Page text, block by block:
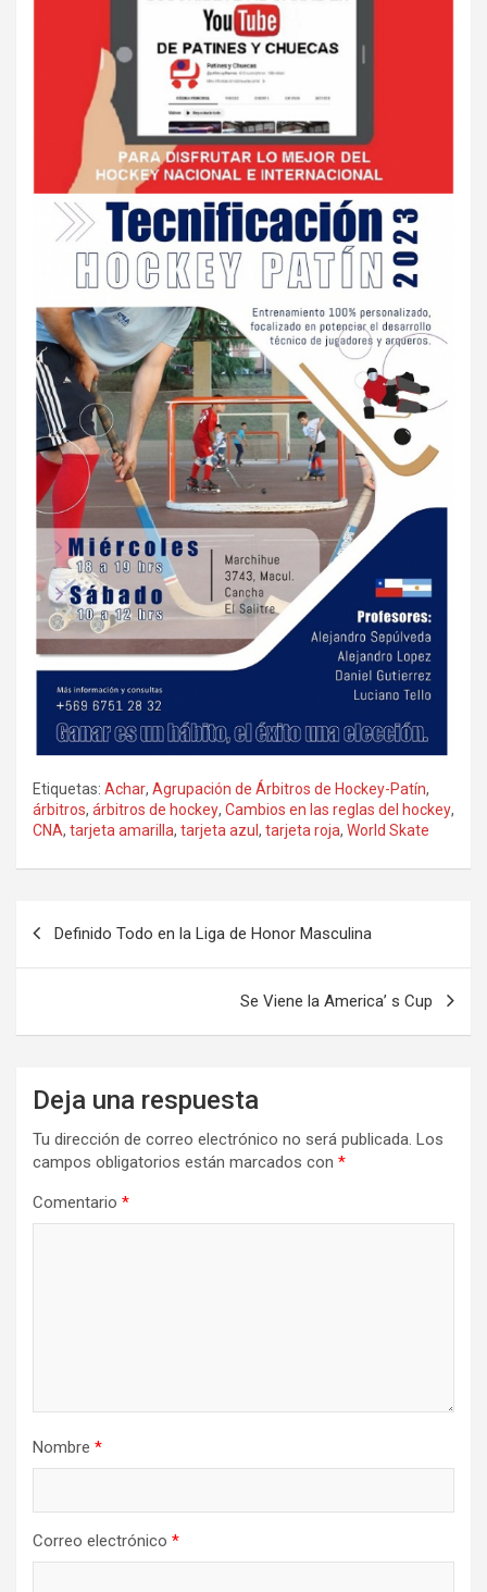
Etiquetas: Achar, Agrupación de Árbitros de Hockey-Patín,
árbitros, árbitros de hockey, Cambios en las reglas del hockey,
CNA, tarjeta amarilla, tarjeta azul , tarjeta roja, World Skate
Definido Todo en la Liga de Honor Masculina
Se Viene la America’ s Cup
Deja una respuesta
Tu dirección de correo electrónico no será publicada. Los
campos obligatorios están marcados con *
Comentario *
Nombre *
Correo electrónico *